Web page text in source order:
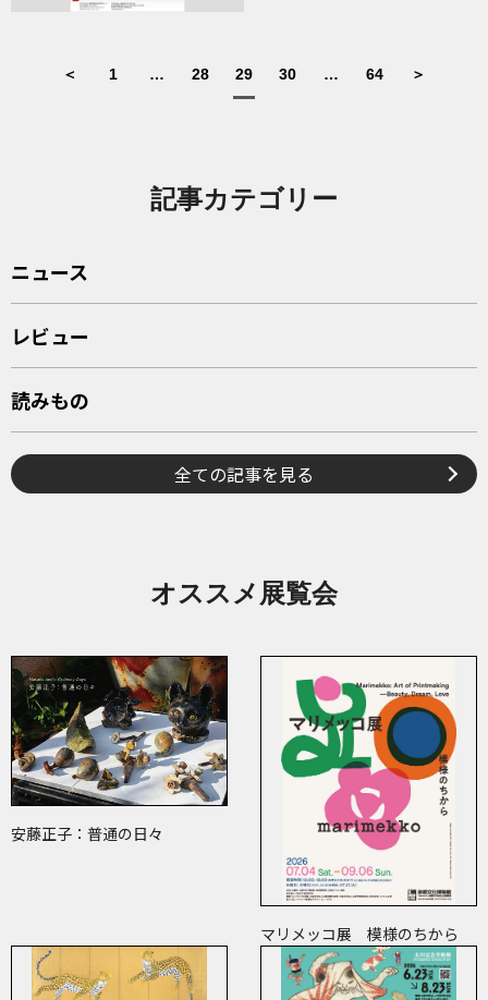
＜ 1 … 28 29 30 … 64 ＞
記事カテゴリー
ニュース
レビュー
読みもの
全ての記事を見る
オススメ展覧会
安藤正子：普通の日々
マリメッコ展 模様のちから